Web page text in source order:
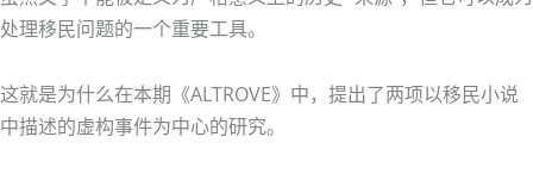
处理移民问题的一个重要工具。
这就是为什么在本期《ALTROVE》中，提出了两项以移民小说
中描述的虚构事件为中心的研究。